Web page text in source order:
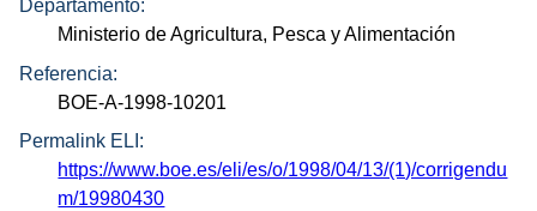
Departamento:
Ministerio de Agricultura, Pesca y Alimentación
Referencia:
BOE-A-1998-10201
Permalink ELI:
https://www.boe.es/eli/es/o/1998/04/13/(1)/corrigendu
m/19980430